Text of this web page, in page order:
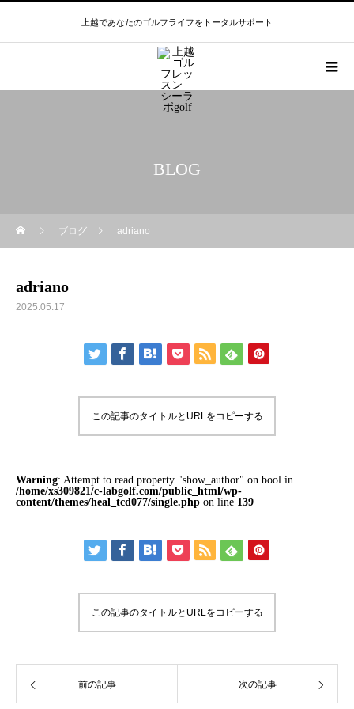
上越であなたのゴルフライフをトータルサポート
BLOG
ブログ adriano
adriano
2025.05.17
この記事のタイトルとURLをコピーする
Warning: Attempt to read property "show_author" on bool in
/home/xs309821/c-labgolf.com/public_html/wp-
content/themes/heal_tcd077/single.php on line 139
この記事のタイトルとURLをコピーする
前の記事 次の記事